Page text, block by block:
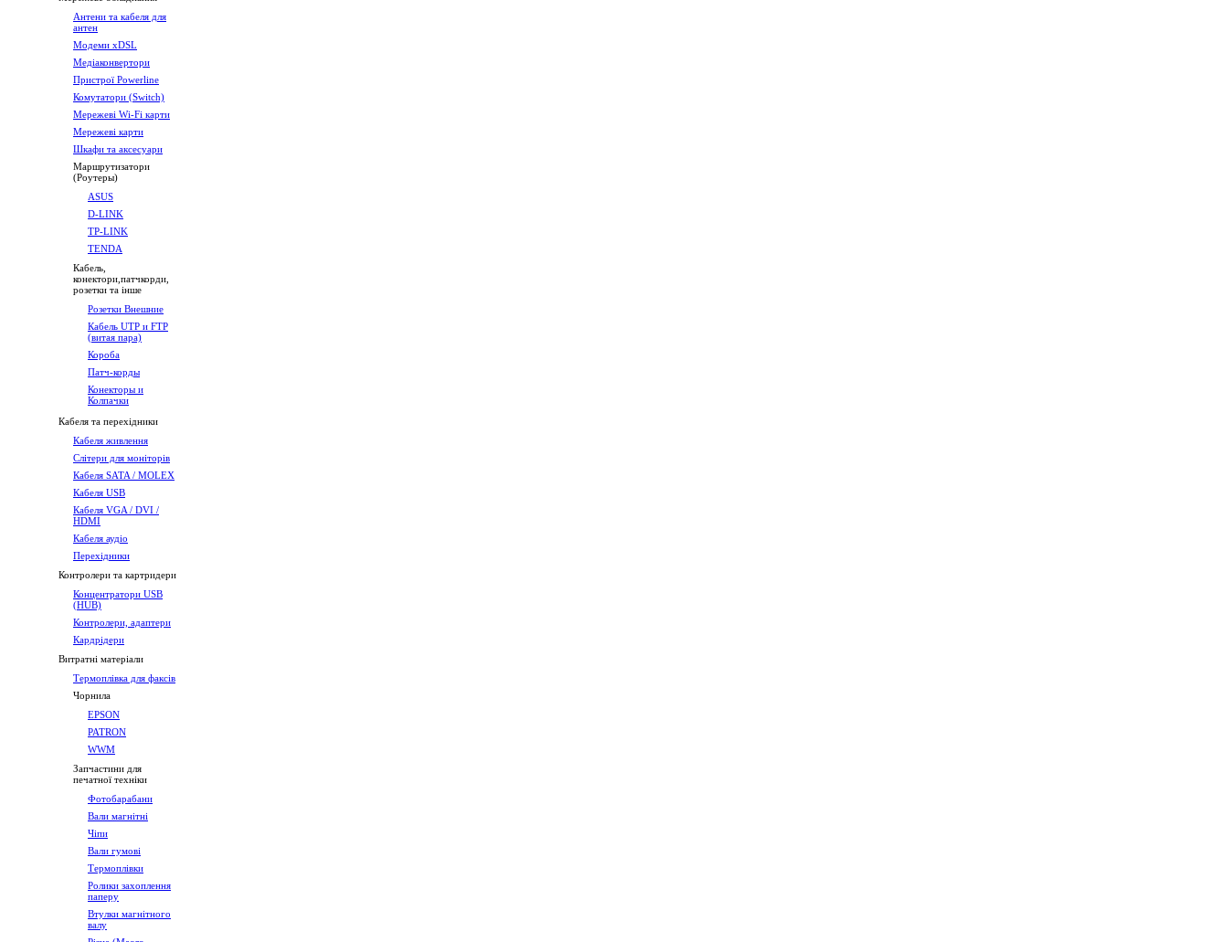
Антени та кабеля для
антен
Модеми хDSL
Медіаконвертори
Пристрої Powerline
Комутатори (Switch)
Мережеві Wi-Fi карти
Мережеві карти
Шкафи та аксесуари
Маршрутизатори
(Роутеры)
ASUS
D-LINK
TP-LINK
TENDA
Кабель,
конектори,патчкорди,
розетки та інше
Розетки Внешние
Кабель UTP и FTP
(витая пара)
Короба
Патч-корды
Конекторы и
Колпачки
Кабеля та перехідники
Кабеля живлення
Слітери для моніторів
Кабеля SATA / MOLEX
Кабеля USB
Кабеля VGA / DVI /
HDMI
Кабеля аудіо
Перехідники
Контролери та картридери
Концентратори USB
(HUB)
Контролери, адаптери
Кардрідери
Витратні матеріали
Термоплівка для факсів
Чорнила
EPSON
PATRON
WWM
Запчастини для
печатної техніки
Фотобарабани
Вали магнітні
Чіпи
Вали гумові
Термоплівки
Ролики захоплення
паперу
Втулки магнітного
валу